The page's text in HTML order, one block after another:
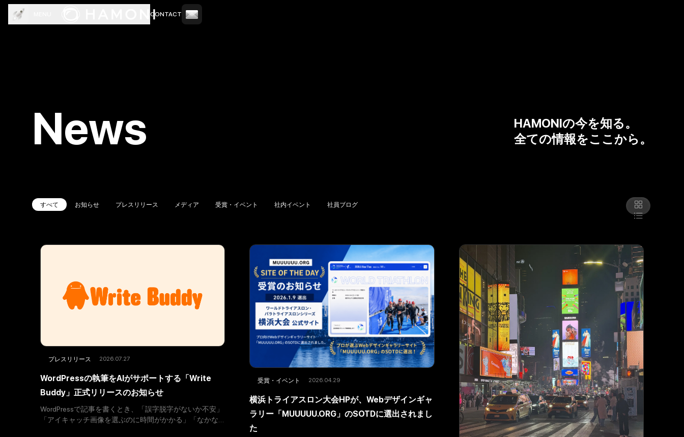
CONTACT
News
HAMONIの今を知る。
全ての情報をここから。
すべて お知らせ プレスリリース メディア 受賞・イベント 社内イベント 社員ブログ 表示切り替え
プレスリリース 2026.07.27
WordPressの執筆をAIがサポートする「Write
Buddy」正式リリースのお知らせ
WordPressで記事を書くとき、「誤字脱字がないか不安」
「アイキャッチ画像を選ぶのに時間がかかる」「なかな
受賞・イベント 2026.04.29
横浜トライアスロン大会HPが、Webデザインギャ
ラリー「MUUUUU.ORG」のSOTDに選出されまし
た